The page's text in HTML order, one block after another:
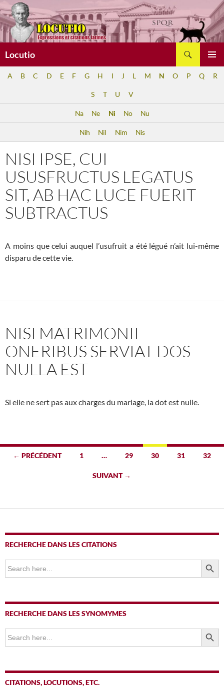
Aller
au
contenu
Locutio
A B C D E F G H I J L M N O P Q R
S T U V
Na Ne Ni No Nu
Nih Nil Nim Nis
NISI IPSE, CUI
USUSFRUCTUS LEGATUS
SIT, AB HAC LUCE FUERIT
SUBTRACTUS
A moins que celui auquel l’usufruit a été légué n’ait lui-même
disparu de cette vie.
NISI MATRIMONII
ONERIBUS SERVIAT DOS
NULLA EST
Si elle ne sert pas aux charges du mariage, la dot est nulle.
Navigation
← PRÉCÉDENT 1 … 29 30 31 32
SUIVANT →
RECHERCHE DANS LES CITATIONS
Search
for:
SEARCH
RECHERCHE DANS LES SYNOMYMES
Search
for:
SEARCH
CITATIONS, LOCUTIONS, ETC.